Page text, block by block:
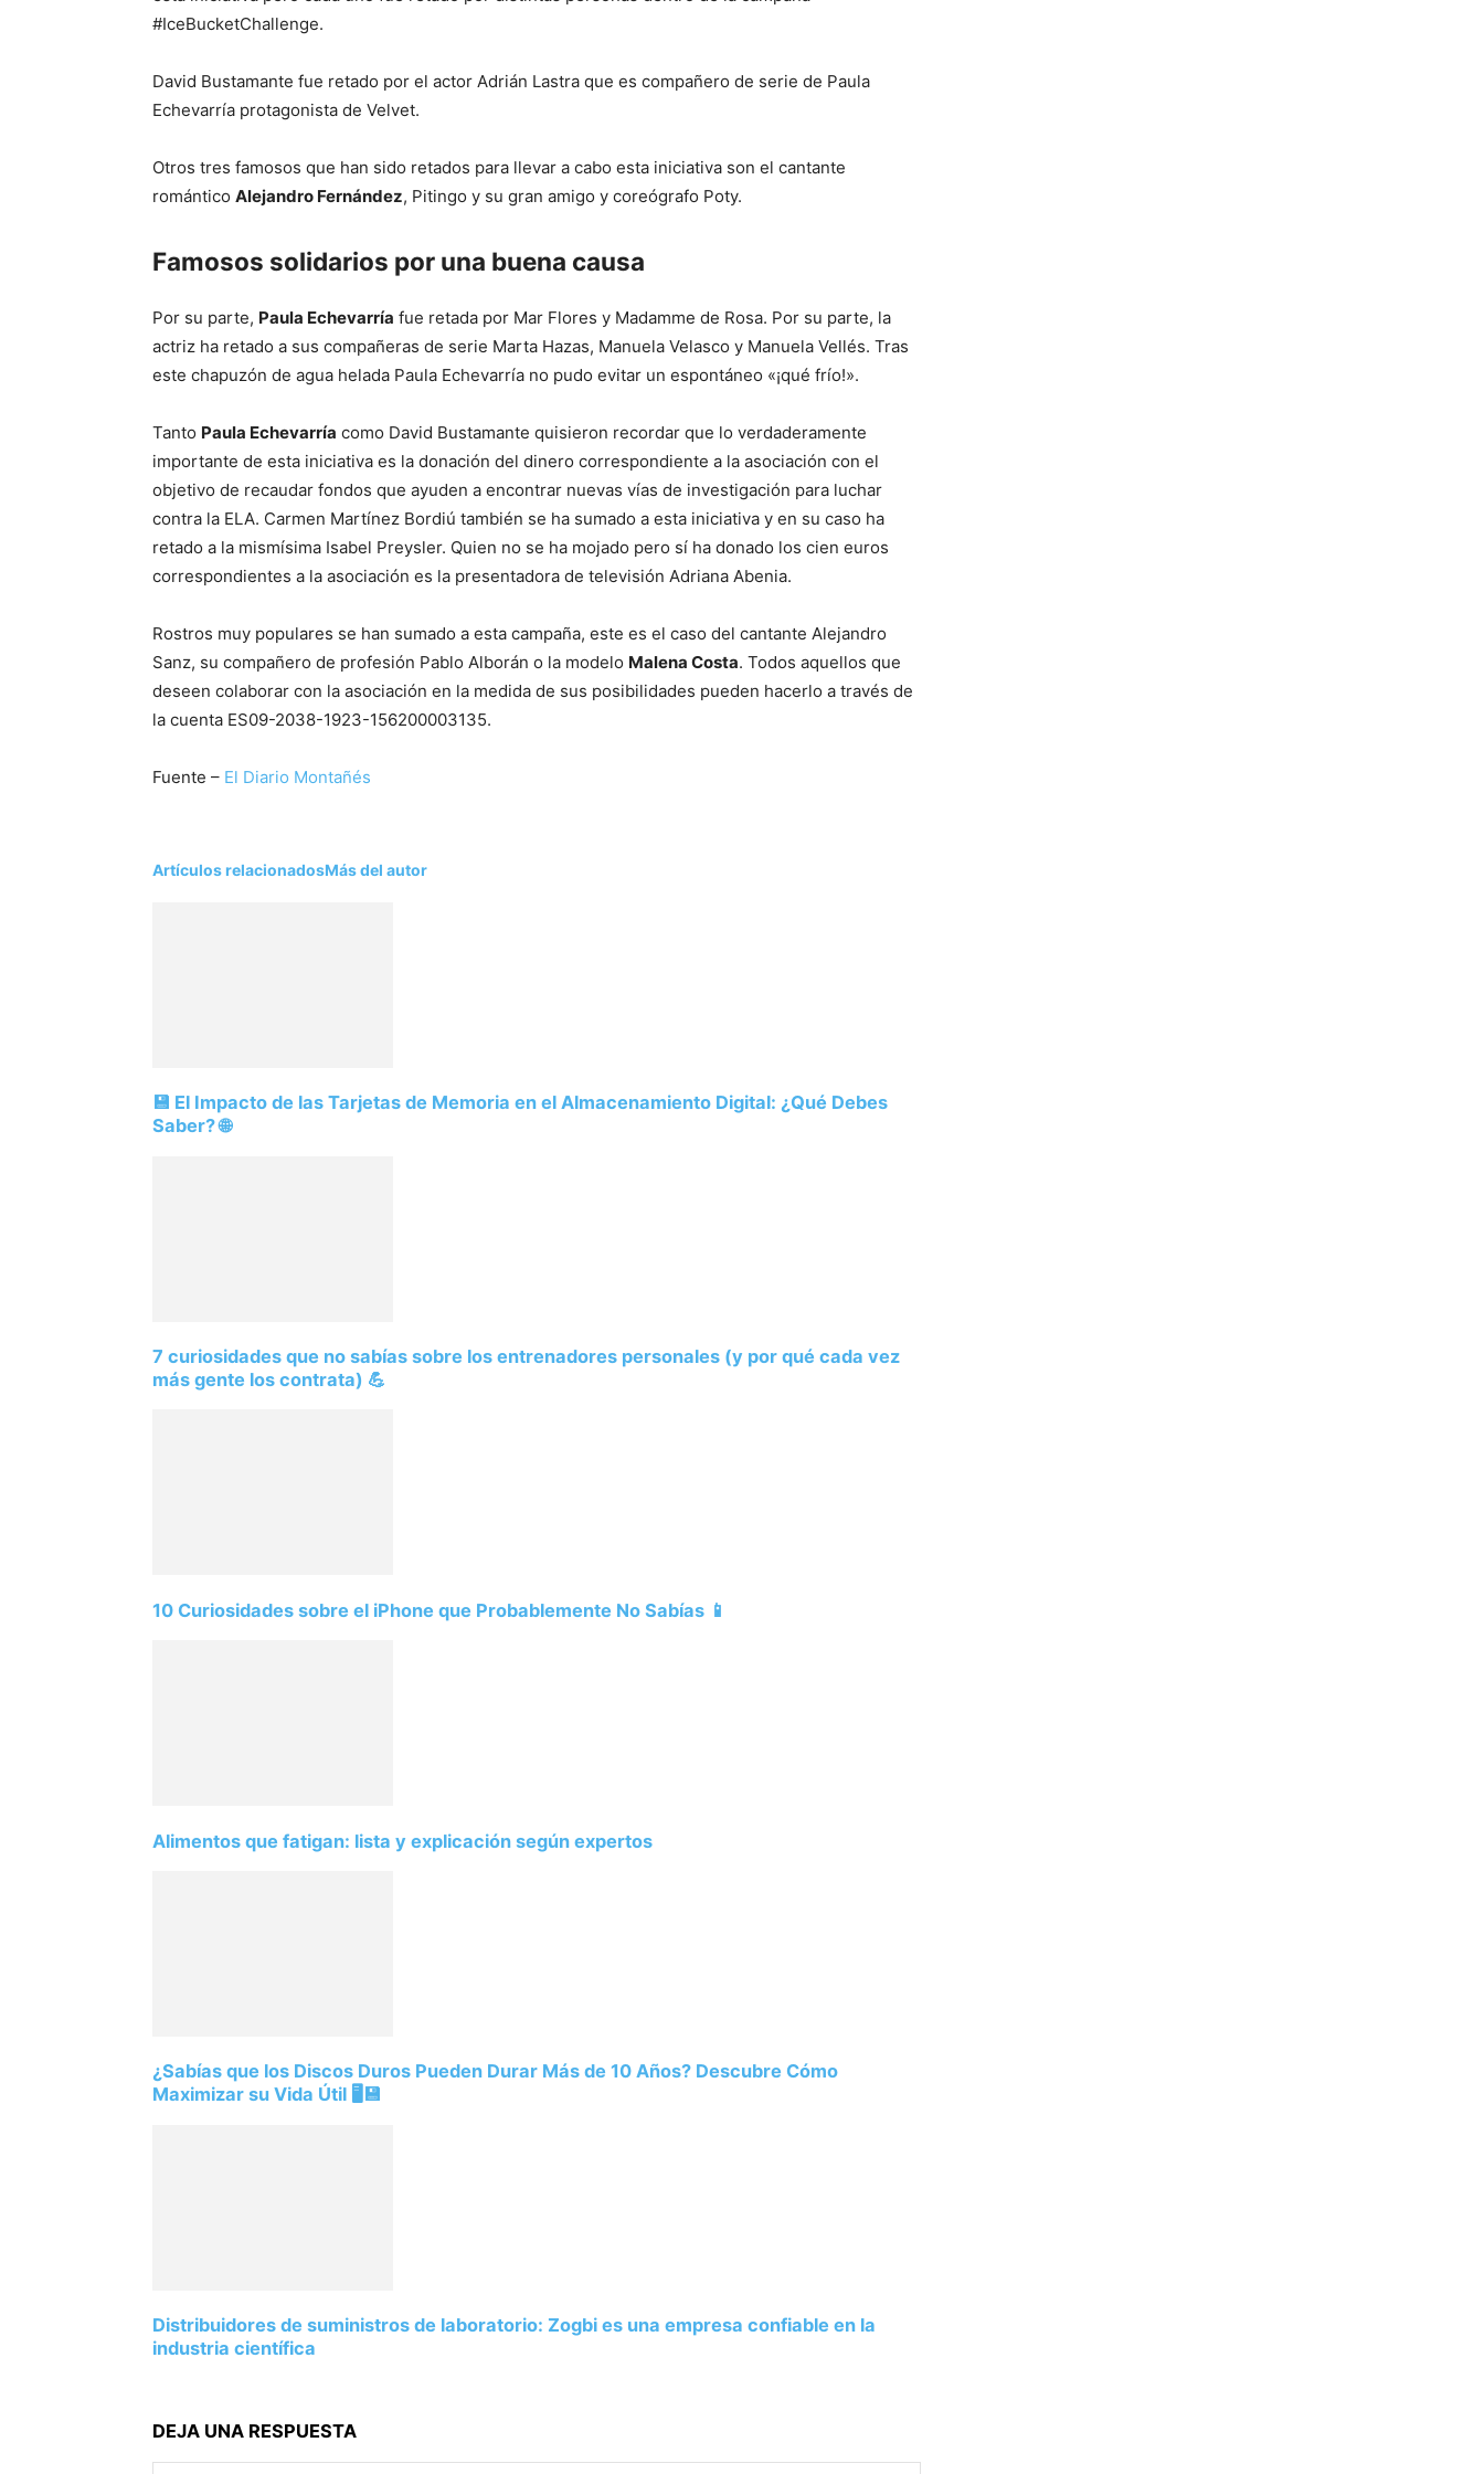
Mundo
#IceBucketChallenge.
David Bustamante fue retado por el actor Adrián Lastra que es compañero de serie de Paula
Echevarría protagonista de Velvet.
Otros tres famosos que han sido retados para llevar a cabo esta iniciativa son el cantante
romántico Alejandro Fernández, Pitingo y su gran amigo y coreógrafo Poty.
Famosos solidarios por una buena causa
Por su parte, Paula Echevarría fue retada por Mar Flores y Madamme de Rosa. Por su parte, la
actriz ha retado a sus compañeras de serie Marta Hazas, Manuela Velasco y Manuela Vellés. Tras
este chapuzón de agua helada Paula Echevarría no pudo evitar un espontáneo «¡qué frío!».
Tanto Paula Echevarría como David Bustamante quisieron recordar que lo verdaderamente
importante de esta iniciativa es la donación del dinero correspondiente a la asociación con el
objetivo de recaudar fondos que ayuden a encontrar nuevas vías de investigación para luchar
contra la ELA. Carmen Martínez Bordiú también se ha sumado a esta iniciativa y en su caso ha
retado a la mismísima Isabel Preysler. Quien no se ha mojado pero sí ha donado los cien euros
correspondientes a la asociación es la presentadora de televisión Adriana Abenia.
Rostros muy populares se han sumado a esta campaña, este es el caso del cantante Alejandro
Sanz, su compañero de profesión Pablo Alborán o la modelo Malena Costa. Todos aquellos que
deseen colaborar con la asociación en la medida de sus posibilidades pueden hacerlo a través de
la cuenta ES09-2038-1923-156200003135.
Fuente – El Diario Montañés
Artículos relacionadosMás del autor
💾 El Impacto de las Tarjetas de Memoria en el Almacenamiento Digital: ¿Qué Debes
Saber? 🌐
7 curiosidades que no sabías sobre los entrenadores personales (y por qué cada vez
más gente los contrata) 💪
10 Curiosidades sobre el iPhone que Probablemente No Sabías 📱
Alimentos que fatigan: lista y explicación según expertos
¿Sabías que los Discos Duros Pueden Durar Más de 10 Años? Descubre Cómo
Maximizar su Vida Útil 🖥️💾
Distribuidores de suministros de laboratorio: Zogbi es una empresa confiable en la
industria científica
DEJA UNA RESPUESTA